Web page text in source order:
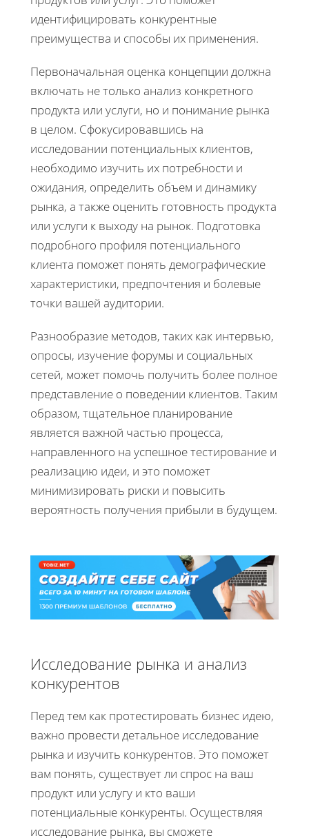
идентифицировать конкурентные
преимущества и способы их применения.
Первоначальная оценка концепции должна
включать не только анализ конкретного
продукта или услуги, но и понимание рынка
в целом. Сфокусировавшись на
исследовании потенциальных клиентов,
необходимо изучить их потребности и
ожидания, определить объем и динамику
рынка, а также оценить готовность продукта
или услуги к выходу на рынок. Подготовка
подробного профиля потенциального
клиента поможет понять демографические
характеристики, предпочтения и болевые
точки вашей аудитории.
Разнообразие методов, таких как интервью,
опросы, изучение форумы и социальных
сетей, может помочь получить более полное
представление о поведении клиентов. Таким
образом, тщательное планирование
является важной частью процесса,
направленного на успешное тестирование и
реализацию идеи, и это поможет
минимизировать риски и повысить
вероятность получения прибыли в будущем.
Исследование рынка и анализ
конкурентов
Перед тем как протестировать бизнес идею,
важно провести детальное исследование
рынка и изучить конкурентов. Это поможет
вам понять, существует ли спрос на ваш
продукт или услугу и кто ваши
потенциальные конкуренты. Осуществляя
исследование рынка, вы сможете